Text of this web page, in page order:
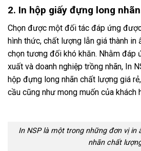
2. In hộp giấy đựng long
Chọn được một đối tác đáp ứng
hình thức, chất lượng lẫn giá thành in
chọn tương đối khó khăn. Nhằm đáp
xuất và doanh nghiệp trồng nhãn, In
hộp đựng long nhãn chất lượng giá
cầu cũng như mong muốn của khách
In NSP là một trong những đơn vị in
nhãn chất